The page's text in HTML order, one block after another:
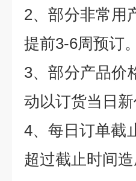
2、部分非常用
提前3-6周预订。
3、部分产品价
动以订货当日新
4、每日订单截
超过截止时间